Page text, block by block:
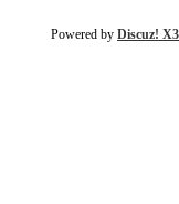
Powered by Discuz!